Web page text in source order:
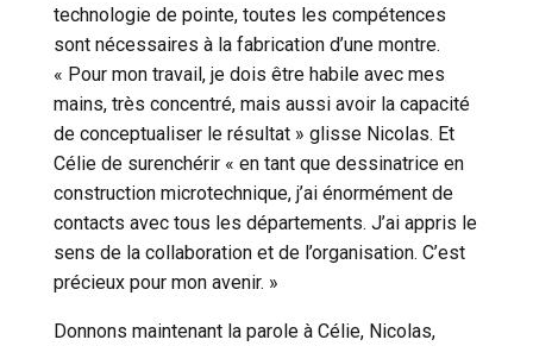
technologie de pointe, toutes les compétences
sont nécessaires à la fabrication d’une montre.
« Pour mon travail, je dois être habile avec mes
mains, très concentré, mais aussi avoir la capacité
de conceptualiser le résultat » glisse Nicolas. Et
Célie de surenchérir « en tant que dessinatrice en
construction microtechnique, j’ai énormément de
contacts avec tous les départements. J’ai appris le
sens de la collaboration et de l’organisation. C’est
précieux pour mon avenir. »
Donnons maintenant la parole à Célie, Nicolas,